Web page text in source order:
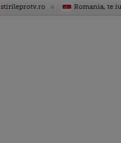
stirileprotv.ro Romania, te